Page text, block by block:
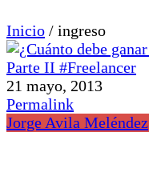
Inicio / ingreso
21 mayo, 2013
Permalink
Jorge Avila Meléndez